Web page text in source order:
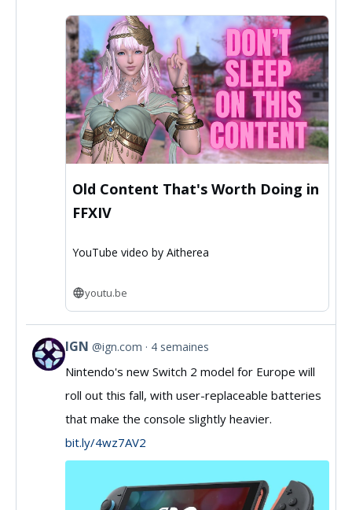
Bluesky
Old Content That's Worth Doing in
FFXIV
YouTube video by Aitherea
youtu.be
View
post
Bluesky
IGN @ign.com 4 semaines
Nintendo's new Switch 2 model for Europe will
roll out this fall, with user-replaceable batteries
that make the console slightly heavier.
bit.ly/4wz7AV2